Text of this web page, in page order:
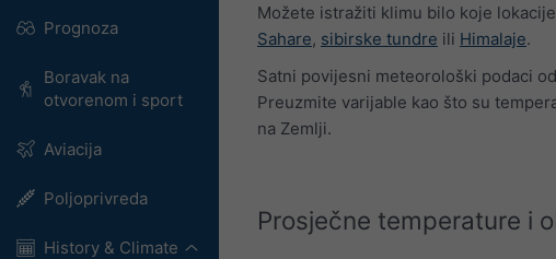
Prognoza
Boravak na
otvorenom i sport
Aviacija
Poljoprivreda
History & Climate
Možete istražiti klimu bilo koje
Sahare, sibirske tundre ili Himalaje.
Satni povijesni meteorološki podaci
Preuzmite varijable kao što su
na Zemlji.
Prosječne temperature i